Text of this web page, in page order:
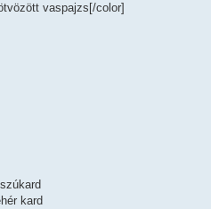
vaspajzs[/color]
kard